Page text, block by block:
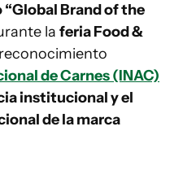
Brand of the
la feria Food &
de Carnes (INAC)
institucional y el
de la marca